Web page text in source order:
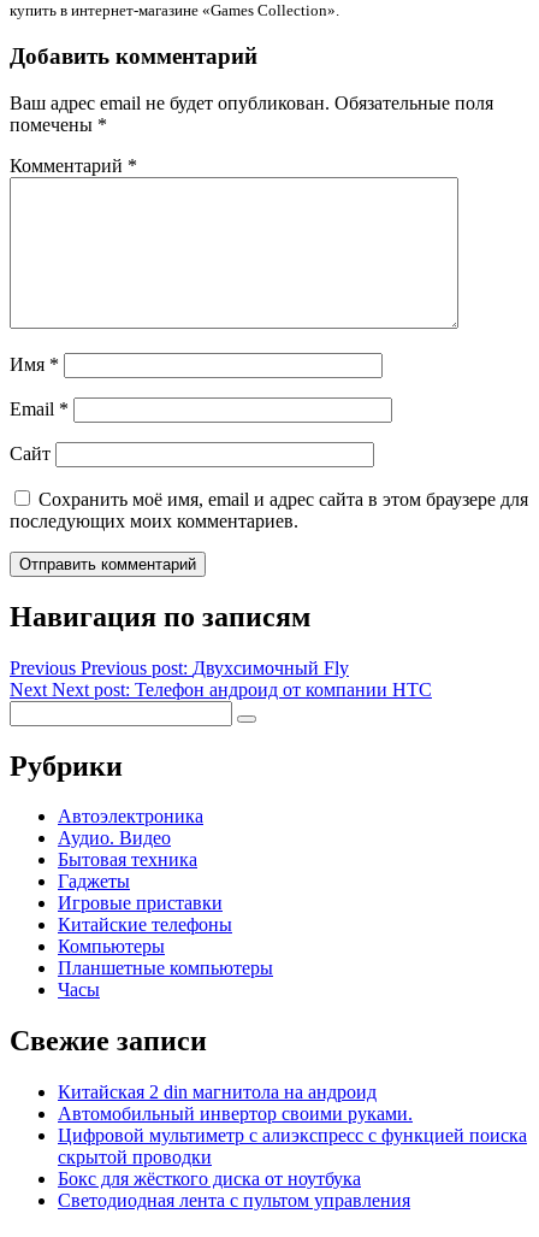
купить в интернет-магазине «Games Collection».
Добавить комментарий
Ваш адрес email не будет опубликован. Обязательные поля
помечены *
Комментарий *
Имя *
Email *
Сайт
Сохранить моё имя, email и адрес сайта в этом браузере для
последующих моих комментариев.
Навигация по записям
Previous Previous post: Двухсимочный Fly
Next Next post: Телефон андроид от компании HTC
Рубрики
Автоэлектроника
Аудио. Видео
Бытовая техника
Гаджеты
Игровые приставки
Китайские телефоны
Компьютеры
Планшетные компьютеры
Часы
Свежие записи
Китайская 2 din магнитола на андроид
Автомобильный инвертор своими руками.
Цифровой мультиметр с алиэкспресс с функцией поиска
скрытой проводки
Бокс для жёсткого диска от ноутбука
Светодиодная лента с пультом управления